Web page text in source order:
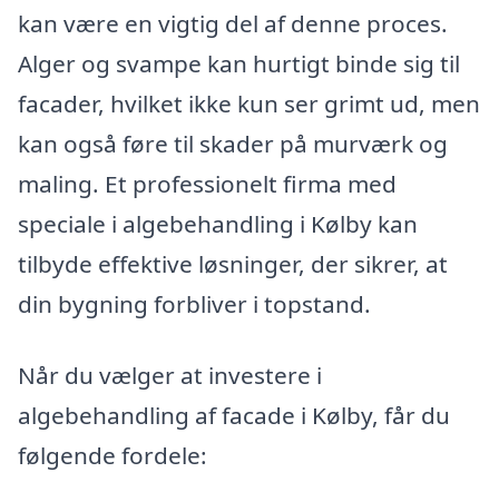
kan være en vigtig del af denne proces.
Alger og svampe kan hurtigt binde sig til
facader, hvilket ikke kun ser grimt ud, men
kan også føre til skader på murværk og
maling. Et professionelt firma med
speciale i algebehandling i Kølby kan
tilbyde effektive løsninger, der sikrer, at
din bygning forbliver i topstand.
Når du vælger at investere i
algebehandling af facade i Kølby, får du
følgende fordele: